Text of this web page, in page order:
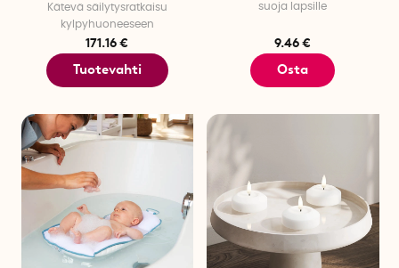
Kätevä säilytysratkaisu
kylpyhuoneeseen
171.16 €
Tuotevahti
suoja lapsille
9.46 €
Osta